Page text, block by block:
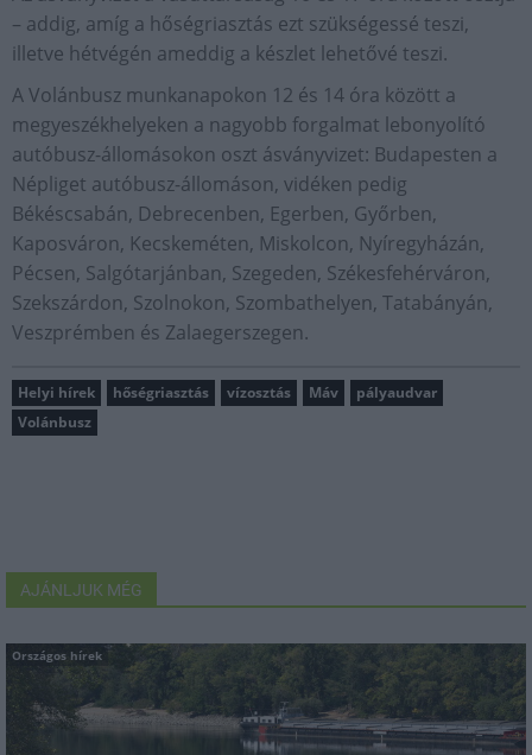
– addig, amíg a hőségriasztás ezt szükségessé teszi,
illetve hétvégén ameddig a készlet lehetővé teszi.
A Volánbusz munkanapokon 12 és 14 óra között a
megyeszékhelyeken a nagyobb forgalmat lebonyolító
autóbusz-állomásokon oszt ásványvizet: Budapesten a
Népliget autóbusz-állomáson, vidéken pedig
Békéscsabán, Debrecenben, Egerben, Győrben,
Kaposváron, Kecskeméten, Miskolcon, Nyíregyházán,
Pécsen, Salgótarjánban, Szegeden, Székesfehérváron,
Szekszárdon, Szolnokon, Szombathelyen, Tatabányán,
Veszprémben és Zalaegerszegen.
Helyi hírek hőségriasztás vízosztás Máv
pályaudvar
Volánbusz
AJÁNLJUK MÉG
Országos hírek